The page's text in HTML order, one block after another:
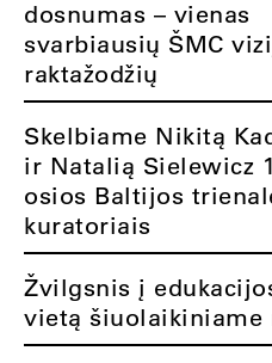
dosnumas – vienas
svarbiausių ŠMC
raktažodžių
Skelbiame Nikitą
ir Natalią Sielewicz
osios Baltijos
kuratoriais
Žvilgsnis į
vietą šiuolaikiniame